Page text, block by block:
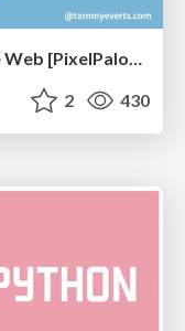
The Hidden Cost of Media on the Web [PixelPalooza 2025]
2 430